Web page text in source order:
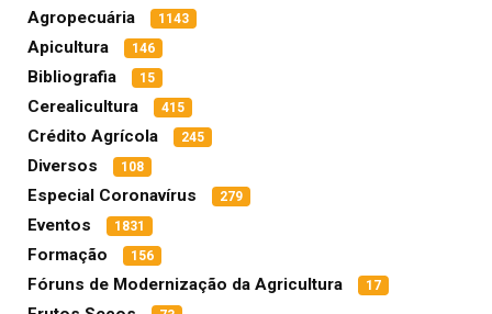
Agropecuária 1143
Apicultura 146
Bibliografia 15
Cerealicultura 415
Crédito Agrícola 245
Diversos 108
Especial Coronavírus 279
Eventos 1831
Formação 156
Fóruns de Modernização da Agricultura 17